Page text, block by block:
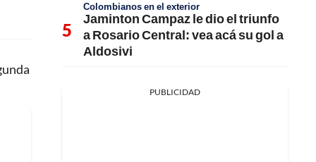
Colombianos en el exterior
Jaminton Campaz le dio el triunfo
a Rosario Central: vea acá su gol a
Aldosivi
PUBLICIDAD